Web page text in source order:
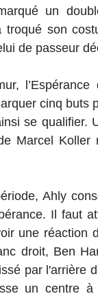
un
troqué son
de passeur
l’Espérance
cinq buts
se qualifier.
Marcel Koller
Ahly
Il faut
une réaction
droit, Ben
par l'arrière
un centre